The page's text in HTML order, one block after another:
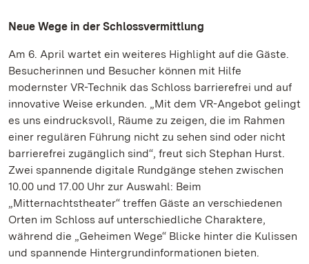
Neue Wege in der Schlossvermittlung
Am 6. April wartet ein weiteres Highlight auf die Gäste.
Besucherinnen und Besucher können mit Hilfe
modernster VR-Technik das Schloss barrierefrei und auf
innovative Weise erkunden. „Mit dem VR-Angebot gelingt
es uns eindrucksvoll, Räume zu zeigen, die im Rahmen
einer regulären Führung nicht zu sehen sind oder nicht
barrierefrei zugänglich sind“, freut sich Stephan Hurst.
Zwei spannende digitale Rundgänge stehen zwischen
10.00 und 17.00 Uhr zur Auswahl: Beim
„Mitternachtstheater“ treffen Gäste an verschiedenen
Orten im Schloss auf unterschiedliche Charaktere,
während die „Geheimen Wege“ Blicke hinter die Kulissen
und spannende Hintergrundinformationen bieten.